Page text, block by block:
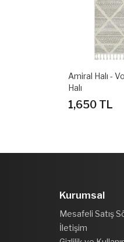
Amiral Halı -
Halı
1,650 TL
Kurumsal
Mesafeli Satış
İletişim